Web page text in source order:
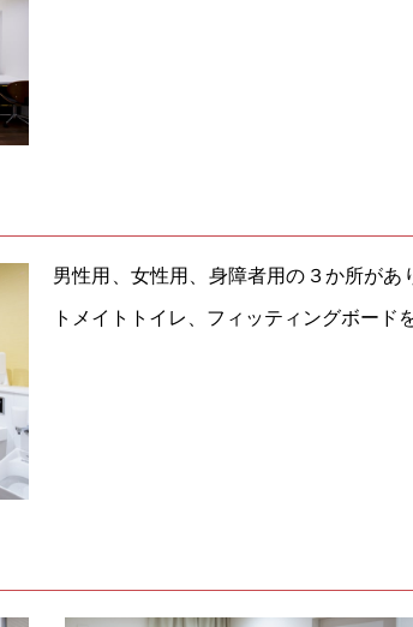
男性用、女性用、身障者用の３か所が
トメイトトイレ、フィッティングボード